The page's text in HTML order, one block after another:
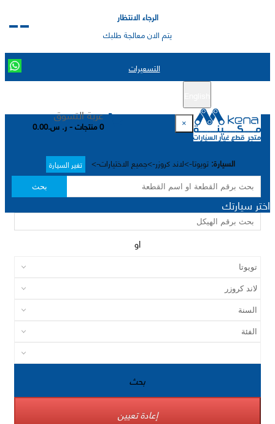
الرجاء الانتظار
يتم الان معالجة طلبك
التسعيرات
عربة التسوق
0 منتجات - ر. س.0.00
السيارة: تويوتا->لاند كروزر->جميع الاختيارات-> تغير السيارة
بحث
×
اختر سيارتك
او
بحث
إعادة تعيين